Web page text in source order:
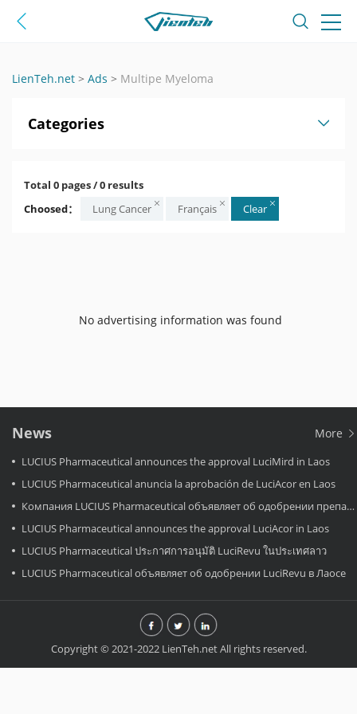
LienTeh.net > Ads > Multipe Myeloma
Categories
Total 0 pages / 0 results
Choosed：
Lung Cancer Français Clear
No advertising information was found
News More
LUCIUS Pharmaceutical announces the approval LuciMird in Laos
LUCIUS Pharmaceutical anuncia la aprobación de LuciAcor en Laos
Компания LUCIUS Pharmaceutical объявляет об одобрении препарата LuciAcor в Лаосе.
LUCIUS Pharmaceutical announces the approval LuciAcor in Laos
LUCIUS Pharmaceutical ประกาศการอนุมัติ LuciRevu ในประเทศลาว
LUCIUS Pharmaceutical объявляет об одобрении LuciRevu в Лаосе
Copyright © 2021-2022 LienTeh.net All rights reserved.